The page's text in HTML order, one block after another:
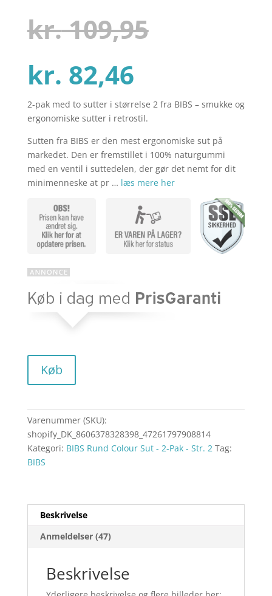
baseret
på
kundebedø
kr.109,95
pris
var:
kr.
kr. 82,46Den
aktuelle
pris
er:
kr. 82,46.
2-pak med to sutter i størrelse 2 fra BIBS – smukke og
ergonomiske sutter i retrostil.
Sutten fra BIBS er den mest ergonomiske sut på
markedet. Den er fremstillet i 100% naturgummi
med en ventil i suttedelen, der gør det nemt for dit
minimenneske at pr … læs mere her
Køb
Varenummer (SKU):
shopify_DK_8606378328398_47261797908814
Kategori: BIBS Rund Colour Sut - 2-Pak - Str. 2 Tag:
BIBS
Beskrivelse
Anmeldelser (47)
Beskrivelse